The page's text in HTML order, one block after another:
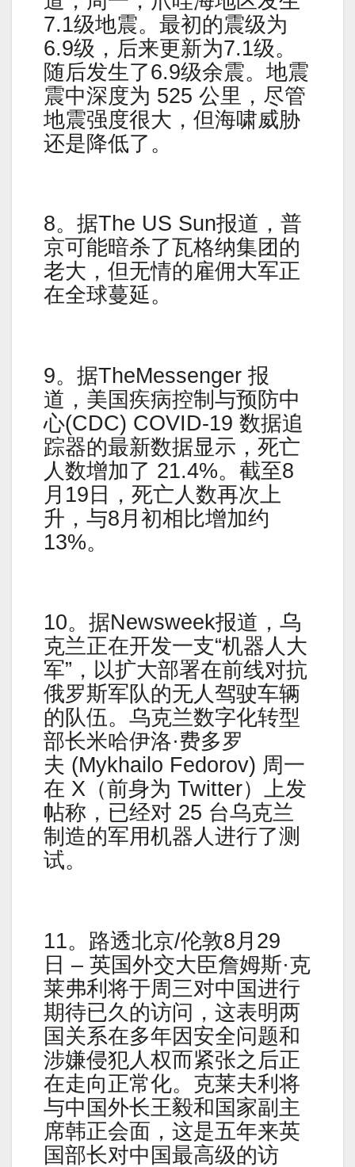
7.1级地震。最初的震级为
6.9级，后来更新为7.1级。
随后发生了6.9级余震。地震
震中深度为 525 公里，尽管
地震强度很大，但海啸威胁
还是降低了。
8。据The US Sun报道，普
京可能暗杀了瓦格纳集团的
老大，但无情的雇佣大军正
在全球蔓延。
9。据TheMessenger 报
道，美国疾病控制与预防中
心(CDC) COVID-19 数据追
踪器的最新数据显示，死亡
人数增加了 21.4%。截至8
月19日，死亡人数再次上
升，与8月初相比增加约
13%。
10。据Newsweek报道，乌
克兰正在开发一支“机器人大
军”，以扩大部署在前线对抗
俄罗斯军队的无人驾驶车辆
的队伍。乌克兰数字化转型
部长米哈伊洛·费多罗
夫 (Mykhailo Fedorov) 周一
在 X（前身为 Twitter）上发
帖称，已经对 25 台乌克兰
制造的军用机器人进行了测
试。
11。路透北京/伦敦8月29
日 – 英国外交大臣詹姆斯·克
莱弗利将于周三对中国进行
期待已久的访问，这表明两
国关系在多年因安全问题和
涉嫌侵犯人权而紧张之后正
在走向正常化。克莱夫利将
与中国外长王毅和国家副主
席韩正会面，这是五年来英
国部长对中国最高级的访